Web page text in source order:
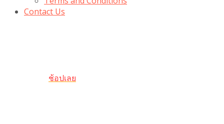
Contact Us
ช้อปเลย